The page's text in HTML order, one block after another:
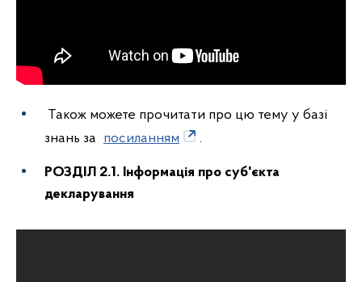
Також можете прочитати про цю тему у базі
знань за посиланням .
РОЗДІЛ 2.1. Інформація про суб'єкта
декларування